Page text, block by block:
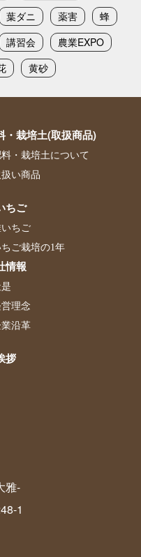
葉ダニ 薬害
蜂
講習会
農業EXPO
黄砂
・栽培土(取扱商品)
料・栽培土について
い商品
ちご
いちご
ちご栽培の1年
情報
理念
沿革
拶
雅-
1